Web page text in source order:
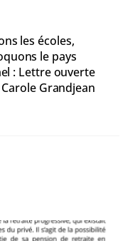
les écoles,
le pays
: Lettre ouverte
Grandjean